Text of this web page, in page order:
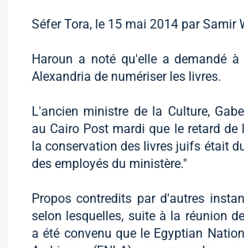
Séfer Tora, le 15 mai 2014 par Samir
Haroun a noté qu'elle a demandé
Alexandria de numériser les livres.
L'ancien ministre de la Culture,
au Cairo Post mardi que le retard de
la conservation des livres juifs était
des employés du ministère."
Propos contredits par d'autres
selon lesquelles, suite à la réunion
a été convenu que le Egyptian